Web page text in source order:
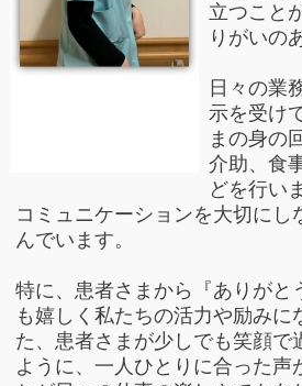
立つこと
りがいの
日々の業
示を受け
まの身の
介助、食
どを行い
コミュニケーションを大切にし
んでいます。
特に、患者さま から 『ありがと
も嬉しく私たちの活力や励みに
た、患者さまが少しでも笑顔で
ように、一人 ひとりに合った声